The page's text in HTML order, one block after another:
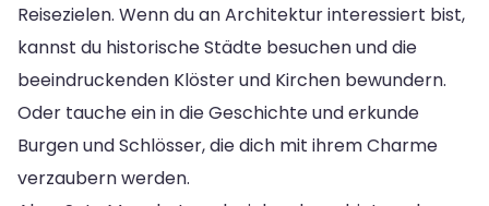
Reisezielen. Wenn du an Architektur interessiert bist,
kannst du historische Städte besuchen und die
beeindruckenden Klöster und Kirchen bewundern.
Oder tauche ein in die Geschichte und erkunde
Burgen und Schlösser, die dich mit ihrem Charme
verzaubern werden.